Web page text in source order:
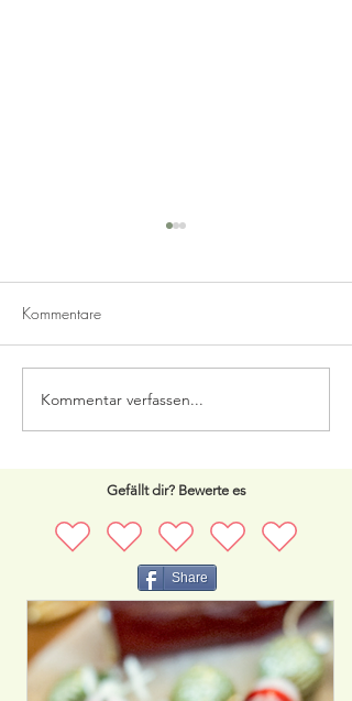
Paella
Kommentare
Kommentar verfassen...
Gefällt dir? Bewerte es
Share